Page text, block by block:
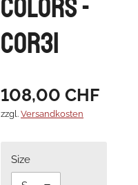
Colors -
COR31
108,00 CHF
zzgl. Versandkosten
Size